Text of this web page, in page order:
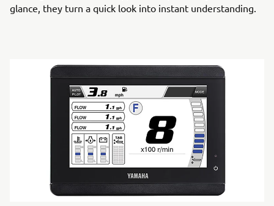
glance, they turn a quick look into instant understanding.